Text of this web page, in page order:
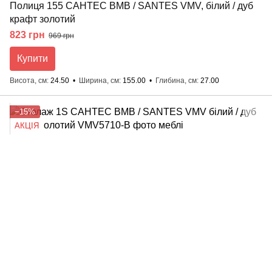
Полиця 155 САНТЕС ВМВ / SANTES VMV, білий / дуб
крафт золотий
823 грн 969 грн
Купити
Висота, см 24.50 Ширина, см 155.00 Глибина, см 27.00
−15%
АКЦІЯ